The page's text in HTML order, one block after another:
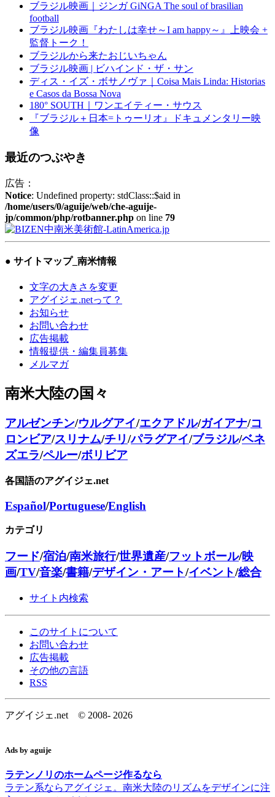
ブラジル映画｜ジンガ GiNGA The soul of brasilian
football
ブラジル映画『わたしは幸せ～I am happy～』上映会 +
監督トーク！
ブラジルから来たおじいちゃん
ブラジル映画 | ビハインド・ザ・サン
ディス・イズ・ボサノヴァ｜Coisa Mais Linda: Historias
e Casos da Bossa Nova
180° SOUTH｜ワンエイティー・サウス
『ブラジル＋日本=トゥーリオ』ドキュメンタリー映
像
最近のつぶやき
広告：
Notice: Undefined property: stdClass::$aid in
/home/users/0/aguije/web/che-aguije-
jp/common/php/rotbanner.php on line 79
● サイトマップ_南米情報
文字の大きさを変更
アグイジェ.netって？
お知らせ
お問い合わせ
広告掲載
情報提供・編集員募集
メルマガ
南米大陸の国々
アルゼンチン/ウルグアイ/エクアドル/ガイアナ/コ
ロンビア/スリナム/チリ/パラグアイ/ブラジル/ベネ
ズエラ/ペルー/ボリビア
各国語のアグイジェ.net
Español/Portuguese/English
カテゴリ
フード/宿泊/南米旅行/世界遺産/フットボール/映
画/TV/音楽/書籍/デザイン・アート/イベント/総合
サイト内検索
このサイトについて
お問い合わせ
広告掲載
その他の言語
RSS
アグイジェ.net © 2008- 2026
Ads by aguije
ラテンノリのホームページ作るなら
ラテン系ならアグイジェ。南米大陸のリズムをデザインに注